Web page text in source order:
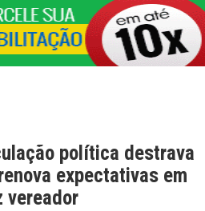
política destrava
expectativas em
vereador